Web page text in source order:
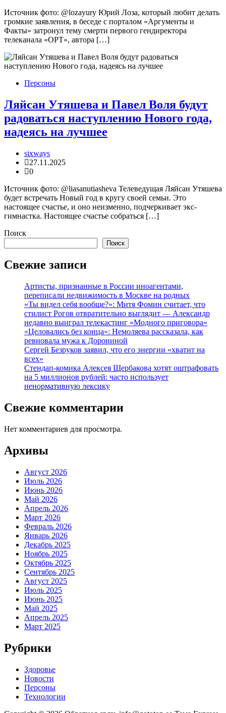
Источник фото: @lozayury Юрий Лоза, который любит делать
громкие заявления, в беседе с порталом «Аргументы и
Факты» затронул тему смерти первого гендиректора
телеканала «ОРТ», автора […]
Персоны
Ляйсан Утяшева и Павел Воля будут
радоваться наступлению Нового года,
надеясь на лучшее
sixways
27.11.2025
0
Источник фото: @liasanutiasheva Телеведущая Ляйсан Утяшева
будет встречать Новый год в кругу своей семьи. Это
настоящее счастье, и оно неизменно, подчеркивает экс-
гимнастка. Настоящее счастье собраться […]
Поиск
Поиск
Свежие записи
Артисты, признанные в России иноагентами,
переписали недвижимость в Москве на родных
«Ты видел себя вообще?»: Митя Фомин считает, что
стилист Рогов отвратительно выглядит — Александр
недавно выиграл телекастинг «Модного приговора»
«Целовались без конца»: Немоляева рассказала, как
ревновала мужа к Дорониной
Сергей Безруков заявил, что его энергии «хватит на
всех»
Стендап-комика Алексея Щербакова хотят оштрафовать
на 5 миллионов рублей: часто использует
ненормативную лексику
Свежие комментарии
Нет комментариев для просмотра.
Архивы
Август 2026
Июль 2026
Июнь 2026
Май 2026
Апрель 2026
Март 2026
Февраль 2026
Январь 2026
Декабрь 2025
Ноябрь 2025
Октябрь 2025
Сентябрь 2025
Август 2025
Июль 2025
Июнь 2025
Май 2025
Апрель 2025
Март 2025
Рубрики
Здоровье
Новости
Персоны
Технологии